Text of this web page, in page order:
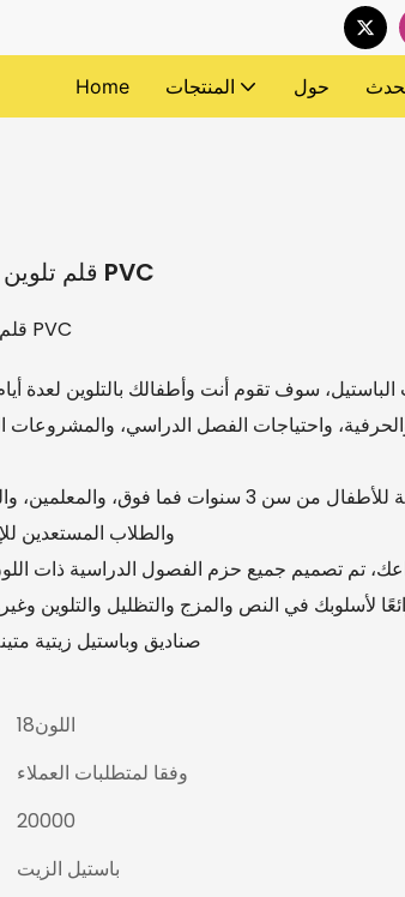
Home المنتجات حول
قلم تلوين طويل 18 لونًا في حقيبة PVC
قلم تلوين طويل 18 لونًا في حقيبة PVC
سوف تقوم أنت وأطفالك بالتلوين لعدة
واحتياجات الفصل الدراسي،
هذه هي ألوان الباستيل المثالية للأطفال من سن 3
والطلاب المستعدين
تم تصميم جميع حزم الفصول الدراسية ذات
لأسلوبك في النص والمزج والتظليل والتلوين
صناديق وباستيل زيتية
اللون18
وفقا لمتطلبات العملاء
20000
باستيل الزيت